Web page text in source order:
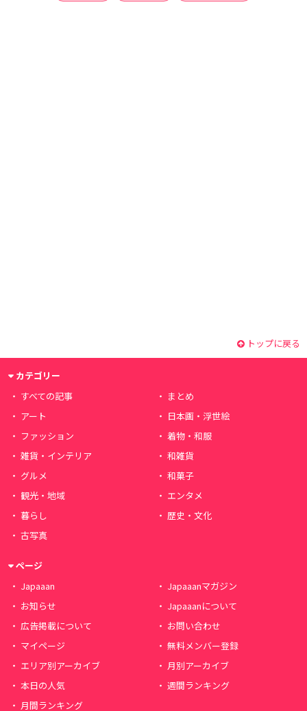
トップに戻る
カテゴリー
すべての記事
まとめ
アート
日本画・浮世絵
ファッション
着物・和服
雑貨・インテリア
和雑貨
グルメ
和菓子
観光・地域
エンタメ
暮らし
歴史・文化
古写真
ページ
Japaaan
Japaaanマガジン
お知らせ
Japaaanについて
広告掲載について
お問い合わせ
マイページ
無料メンバー登録
エリア別アーカイブ
月別アーカイブ
本日の人気
週間ランキング
月間ランキング